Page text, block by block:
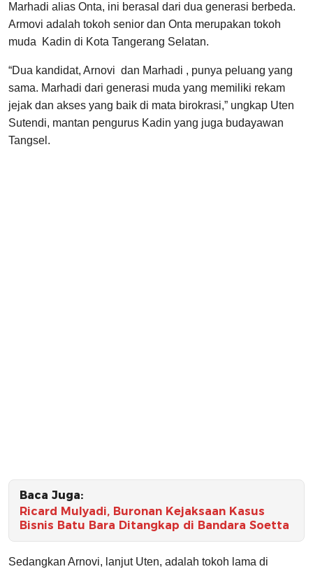
Marhadi alias Onta, ini berasal dari dua generasi berbeda.
Armovi adalah tokoh senior dan Onta merupakan tokoh
muda
Kadin di Kota Tangerang Selatan.
“Dua kandidat, Arnovi dan Marhadi , punya peluang yang
sama. Marhadi dari generasi muda yang memiliki rekam
jejak dan akses yang baik di mata birokrasi,” ungkap Uten
Sutendi, mantan pengurus Kadin yang juga budayawan
Tangsel.
Baca Juga:
Ricard Mulyadi, Buronan Kejaksaan Kasus
Bisnis Batu Bara Ditangkap di Bandara Soetta
Sedangkan Arnovi, lanjut Uten, adalah tokoh lama di